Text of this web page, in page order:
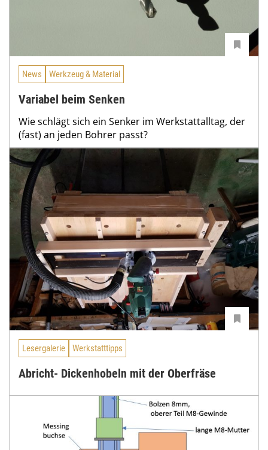
News Werkzeug & Material
Variabel beim Senken
Wie schlägt sich ein Senker im Werkstattalltag, der
(fast) an jeden Bohrer passt?
Lesergalerie Werkstatttipps
Abricht- Dickenhobeln mit der Oberfräse